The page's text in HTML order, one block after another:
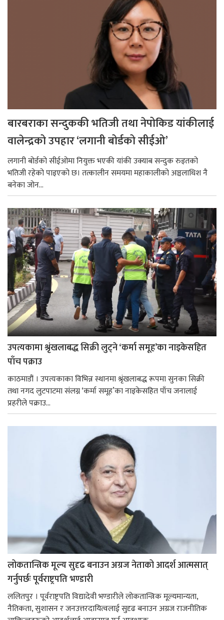
बारबराका सन्दुककी भतिजी तथा नेपोकिड यांकीलाई
वालेन्द्रको उपहार ‘लगानी बोर्डको सीईओ’
लगानी बोर्डको सीईओमा नियुक्त भएकी यांकी उक्याब सन्दुक रुइतको
भतिजी रहेको पाइएको छ। तत्कालीन समयमा महाकालीको अञ्चलाधिश नै
बनेका जोन...
उपत्यकामा श्रृंखलाबद्ध सिक्री लुट्ने ‘कर्मा समूह’का नाइकेसहित
पाँच पक्राउ
काठमाडौं । उपत्यकाका विभिन्न स्थानमा श्रृंखलाबद्ध रूपमा सुनका सिक्री
तथा नगद लुटपाटमा संलग्न ‘कर्मा समूह’का नाइकेसहित पाँच जनालाई
प्रहरीले पक्राउ...
लोकतान्त्रिक मूल्य सुदृढ बनाउन अग्रज नेताको आदर्श आत्मसात्
गर्नुपर्छः पूर्वराष्ट्रपति भण्डारी
ललितपुर । पूर्वराष्ट्रपति विद्यादेवी भण्डारीले लोकतान्त्रिक मूल्यमान्यता,
नैतिकता, सुशासन र जनउत्तरदायित्वलाई सुदृढ बनाउन अग्रज राजनीतिक